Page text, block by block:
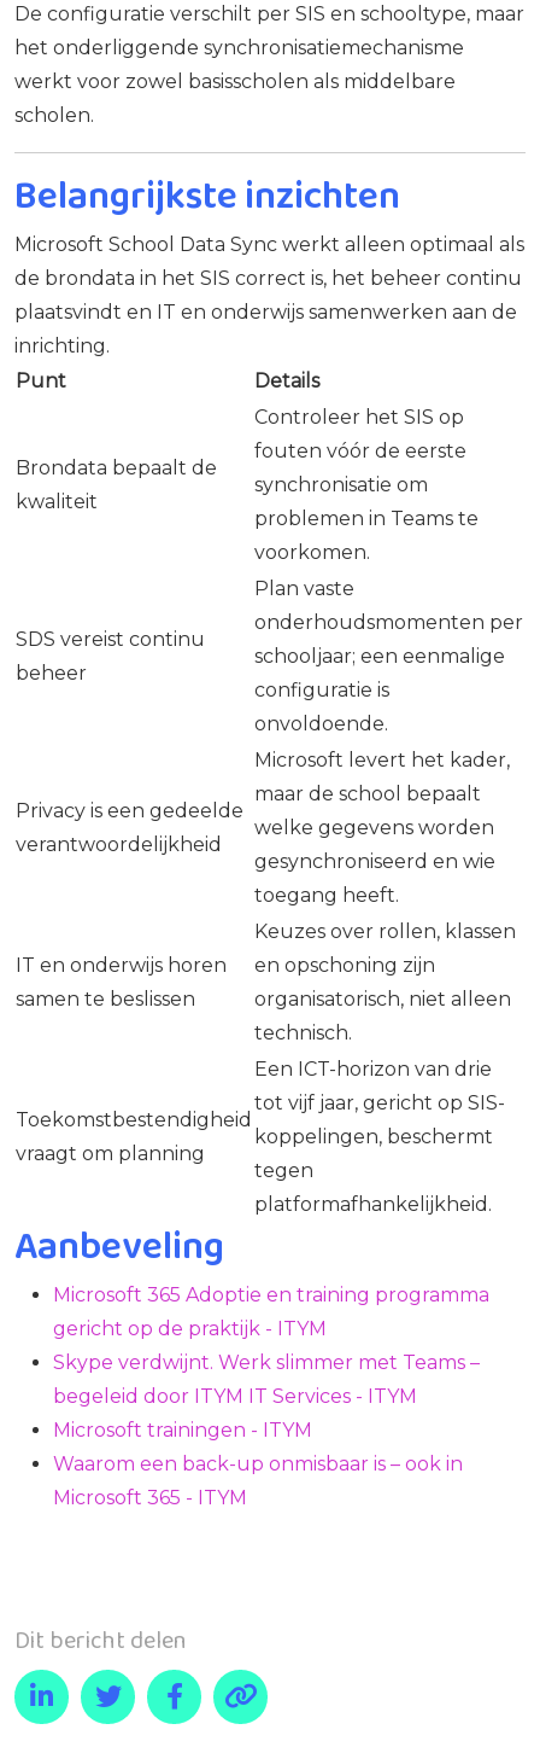
De configuratie verschilt per SIS en schooltype, maar
het onderliggende synchronisatiemechanisme
werkt voor zowel basisscholen als middelbare
scholen.
Belangrijkste inzichten
Microsoft School Data Sync werkt alleen optimaal als
de brondata in het SIS correct is, het beheer continu
plaatsvindt en IT en onderwijs samenwerken aan de
inrichting.
Punt
Details
Brondata bepaalt de
kwaliteit
Controleer het SIS op
fouten vóór de eerste
synchronisatie om
problemen in Teams te
voorkomen.
SDS vereist continu
beheer
Plan vaste
onderhoudsmomenten per
schooljaar; een eenmalige
configuratie is
onvoldoende.
Privacy is een gedeelde
verantwoordelijkheid
Microsoft levert het kader,
maar de school bepaalt
welke gegevens worden
gesynchroniseerd en wie
toegang heeft.
IT en onderwijs horen
samen te beslissen
Keuzes over rollen, klassen
en opschoning zijn
organisatorisch, niet alleen
technisch.
Toekomstbestendigheid
vraagt om planning
Een ICT-horizon van drie
tot vijf jaar, gericht op SIS-
koppelingen, beschermt
tegen
platformafhankelijkheid.
Aanbeveling
Microsoft 365 Adoptie en training programma
gericht op de praktijk - ITYM
Skype verdwijnt. Werk slimmer met Teams –
begeleid door ITYM IT Services - ITYM
Microsoft trainingen - ITYM
Waarom een back-up onmisbaar is – ook in
Microsoft 365 - ITYM
Dit bericht delen